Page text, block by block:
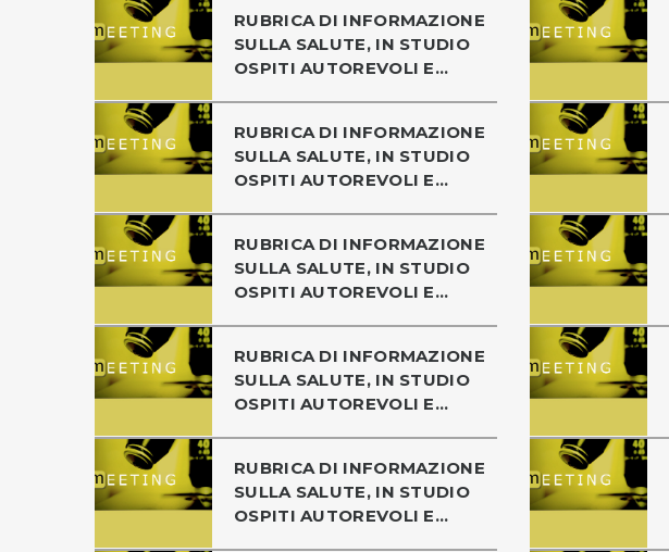
RUBRICA DI INFORMAZIONE
SULLA SALUTE, IN STUDIO
OSPITI AUTOREVOLI E...
RUBRICA DI INFORMAZIONE
SULLA SALUTE, IN STUDIO
OSPITI AUTOREVOLI E...
RUBRICA DI INFORMAZIONE
SULLA SALUTE, IN STUDIO
OSPITI AUTOREVOLI E...
RUBRICA DI INFORMAZIONE
SULLA SALUTE, IN STUDIO
OSPITI AUTOREVOLI E...
RUBRICA DI INFORMAZIONE
SULLA SALUTE, IN STUDIO
OSPITI AUTOREVOLI E...